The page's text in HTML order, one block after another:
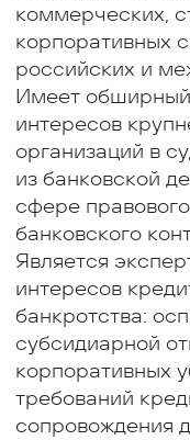
коммерческих,
корпоративных
российских и
Имеет
интересов
организаций в
из банковской
сфере
банковского
Является
интересов
банкротства:
субсидиарной
корпоративных
требований
сопровождения